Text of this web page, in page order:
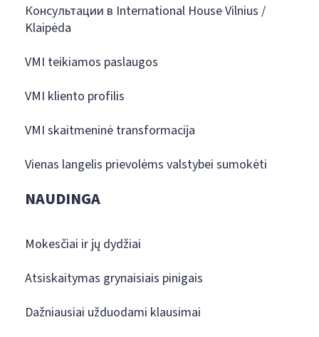
Консультации в International House Vilnius /
Klaipėda
VMI teikiamos paslaugos
VMI kliento profilis
VMI skaitmeninė transformacija
Vienas langelis prievolėms valstybei sumokėti
NAUDINGA
Mokesčiai ir jų dydžiai
Atsiskaitymas grynaisiais pinigais
Dažniausiai užduodami klausimai